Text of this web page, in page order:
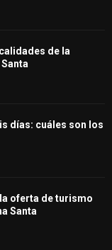
de la
días: cuáles son los
oferta de turismo
Santa